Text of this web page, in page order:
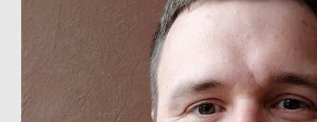
€
Anonymous Ruth Empl